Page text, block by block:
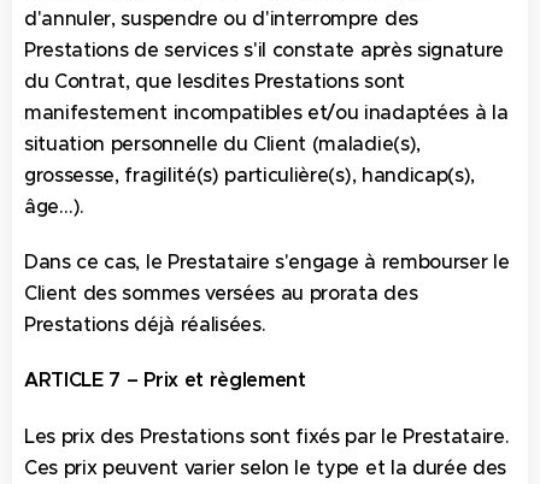
d'annuler, suspendre ou d'interrompre des
Prestations de services s'il constate après signature
du Contrat, que lesdites Prestations sont
manifestement incompatibles et/ou inadaptées à la
situation personnelle du Client (maladie(s),
grossesse, fragilité(s) particulière(s), handicap(s),
âge…).
Dans ce cas, le Prestataire s'engage à rembourser le
Client des sommes versées au prorata des
Prestations déjà réalisées.
ARTICLE 7 – Prix et règlement
Les prix des Prestations sont fixés par le Prestataire.
Ces prix peuvent varier selon le type et la durée des